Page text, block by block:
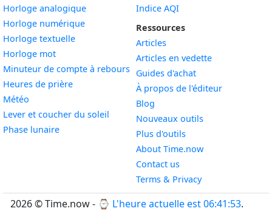
Il y a 40
minutes
minutes
Horloge analogiqueWidget
Horloge numériqueWidget
Horloge textuelleWidget
Horloge motWidget
Minuteur de compte à rebours Widget
Heures de prièreWidget
Météo
Lever et coucher du soleil
Phase lunaireWidget
Indice AQI
Ressources
Articles
Articles en vedette
Guides d'achat
À propos de l'éditeur
Blog
Nouveaux outils
Plus d'outils
About Time.now
Contact us
Terms & Privacy
2026 © Time.now - ⌚ L'heure actuelle est 06:41:53.